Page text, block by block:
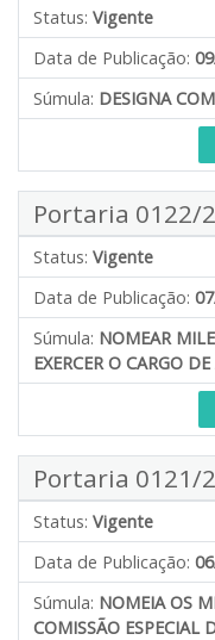
Status: Vigente
Data de Publicação:
Súmula: DESIGNA
Portaria 0122/
Status: Vigente
Data de Publicação:
Súmula: NOMEAR
EXERCER O CARGO
Portaria 0121/
Status: Vigente
Data de Publicação:
Súmula: NOMEIA OS
COMISSÃO ESPECIAL